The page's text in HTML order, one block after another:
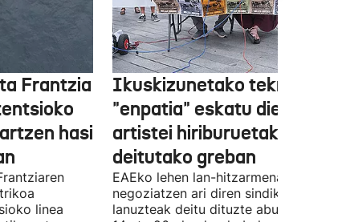
Frantzia
hasi
linea
Ikuskizunetako teknikariek
"enpatia" eskatu diete
artistei hiriburuetako
deitutako greban
EAEko lehen lan-hitzarmena
negoziatzen ari diren sindikatuek
lanuzteak deitu dituzte abuztuaren 5,